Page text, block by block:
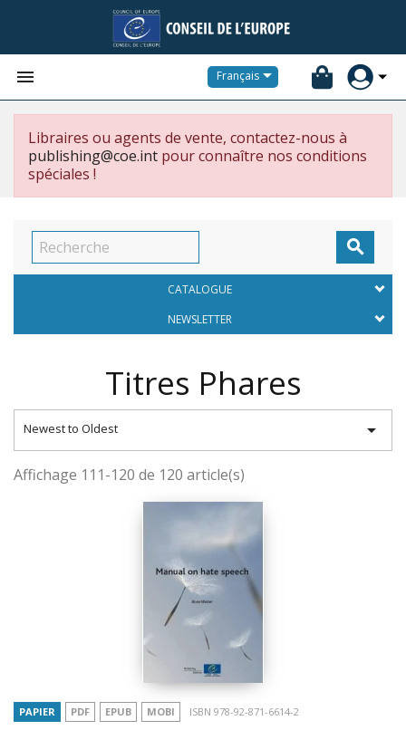
 Français
Libraires ou agents de vente, contactez-nous à
publishing@coe.int pour connaître nos conditions
spéciales !

CATALOGUE
NEWSLETTER
Titres Phares
Newest to Oldest 
Affichage 111-120 de 120 article(s)
PAPIER PDF EPUB MOBI ISBN 978-92-871-6614-2